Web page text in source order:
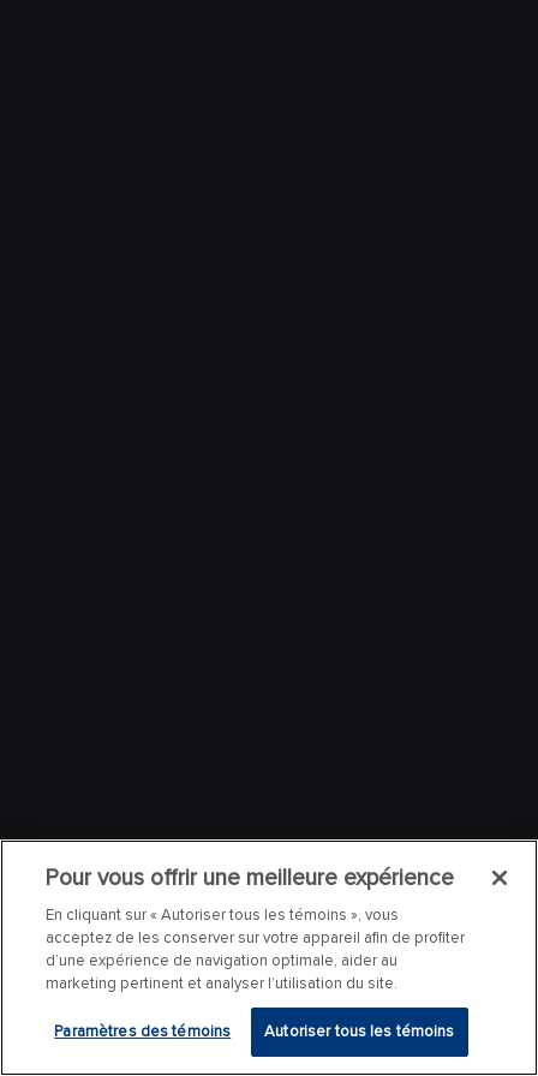
Pour vous offrir une meilleure expérience
En cliquant sur « Autoriser tous les témoins », vous
acceptez de les conserver sur votre appareil afin de profiter
d’une expérience de navigation optimale, aider au
marketing pertinent et analyser l’utilisation du site.
Paramètres des témoins Autoriser tous les témoins